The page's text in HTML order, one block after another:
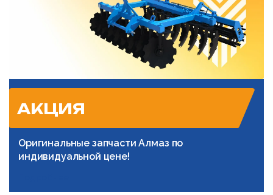
АКЦИЯ
Оригинальные запчасти Алмаз по
индивидуальной цене!